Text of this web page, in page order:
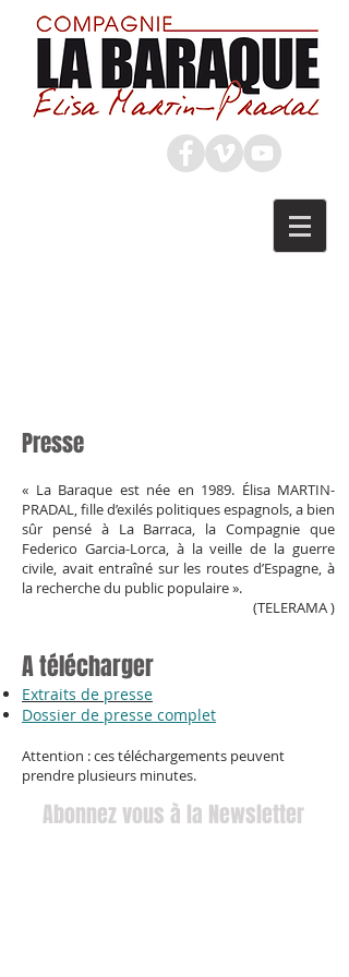
Presse
« La Baraque est née en 1989. Élisa MARTIN-
PRADAL, fille d’exilés politiques espagnols, a bien
sûr pensé à La Barraca, la Compagnie que
Federico Garcia-Lorca, à la veille de la guerre
civile, avait entraîné sur les routes d’Espagne, à
la recherche du public populaire ».
(TELERAMA )
A télécharger
Extraits de presse
Dossier de presse complet
Attention : ces téléchargements peuvent
prendre plusieurs minutes.
Abonnez vous à la Newsletter